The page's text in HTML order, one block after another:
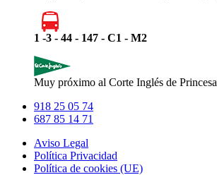
1 -3 - 44 - 147 - C1 - M2
Muy próximo al Corte Inglés de Princesa
918 25 05 74
687 85 14 71
Aviso Legal
Política Privacidad
Política de cookies (UE)